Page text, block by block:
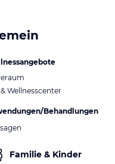
Wellnesscenter
Behandlungen
Familie & Kinder